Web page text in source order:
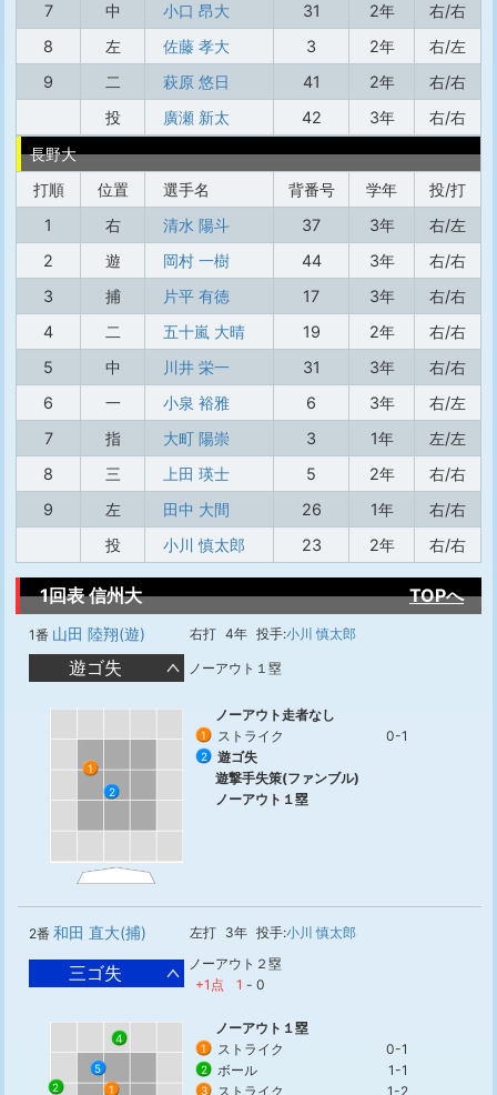
7
中 小口 昂大 31 2年
右/右
8
左 佐藤 孝大 3 2年
右/左
9
二 萩原 悠日 41 2年
右/右
投
廣瀬 新太 42 3年
右/右
長野大
打順
位置 選手名 背番号 学年
投/打
1
右 清水 陽斗 37 3年
右/左
2
遊 岡村 一樹 44 3年
右/右
3
捕 片平 有徳 17 3年
右/右
4
二 五十嵐 大晴 19 2年
右/右
5
中 川井 栄一 31 3年
右/右
6
一 小泉 裕雅 6 3年
右/左
7
指 大町 陽崇 3 1年
左/左
8
三 上田 瑛士 5 2年
右/右
9
左 田中 大間 26 1年
右/右
投
小川 慎太郎 23 2年 右/右
1回表 信州大 TOPへ
1番 山田 陸翔(遊) 右打 4年 投手:小川 慎太郎
遊ゴ失 ノーアウト１塁
1
2
ノーアウト走者なし
1 ストライク 0-1
2
遊ゴ失
遊撃手失策(ファンブル)
ノーアウト１塁
2番 和田 直大(捕) 左打 3年 投手:小川 慎太郎
三ゴ失
ノーアウト２塁
+1点
1 - 0
1
2
4
5
ノーアウト１塁
1 ストライク 0-1
2 ボール 1-1
3 ストライク 1-2